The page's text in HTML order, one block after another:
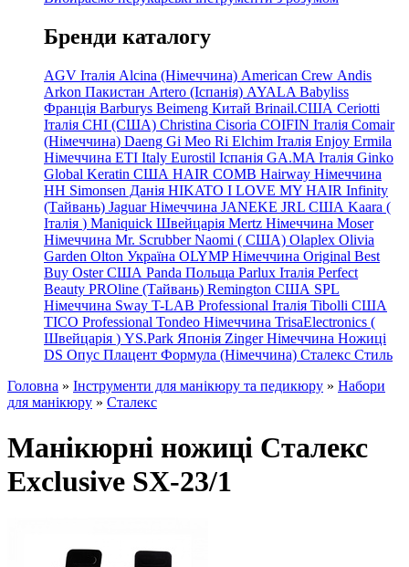
Бренди каталогу
AGV Італія Alcina (Німеччина) American Crew Andis
Arkon Пакистан Artero (Іспанія) AYALA Babyliss
Франція Barburys Beimeng Китай Brinail.США Ceriotti
Італія CHI (США) Christina Cisoria COIFIN Італія Comair
(Німеччина) Daeng Gi Meo Ri Elchim Італія Enjoy Ermila
Німеччина ETI Italy Eurostil Іспанія GA.MA Італія Ginko
Global Keratin США HAIR COMB Hairway Німеччина
HH Simonsen Данія HIKATO I LOVE MY HAIR Infinity
(Тайвань) Jaguar Німеччина JANEKE JRL США Kaara (
Італія ) Maniquick Швейцарія Mertz Німеччина Moser
Німеччина Mr. Scrubber Naomi ( США) Olaplex Olivia
Garden Olton Україна OLYMP Німеччина Original Best
Buy Oster США Panda Польща Parlux Італія Perfect
Beauty PROline (Тайвань) Remington США SPL
Німеччина Sway T-LAB Professional Італія Tibolli США
TICO Professional Tondeo Німеччина TrisaElectronics (
Швейцарія ) YS.Park Японія Zinger Німеччина Ножиці
DS Опус Плацент Формула (Німеччина) Сталекс Стиль
Головна » Інструменти для манікюру та педикюру » Набори
для манікюру » Сталекс
Манікюрні ножиці Сталекс
Exclusive SX-23/1